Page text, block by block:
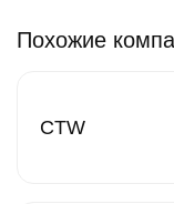
Похожие
CTW